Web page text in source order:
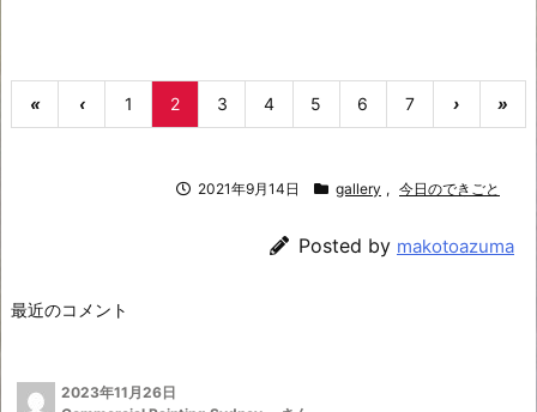
« ‹ 1 2 3 4 5 6 7 › »
2021年9月14日 gallery , 今日のできごと
Posted by makotoazuma
最近のコメント
2023年11月26日